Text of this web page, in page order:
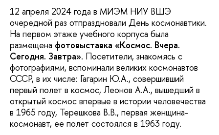
12 апреля 2024 года в МИЭМ НИУ ВШЭ
очередной раз отпраздновали День космонавтики.
На первом этаже учебного корпуса была
размещена фотовыставка «Космос. Вчера.
Сегодня. Завтра». Посетители, знакомясь с
фотографиями, вспоминали великих космонавтов
СССР, в их числе: Гагарин Ю.А., совершивший
первый полет в космос, Леонов А.А., вышедший в
открытый космос впервые в истории человечества
в 1965 году, Терешкова В.В., первая женщина-
космонавт, ее полет состоялся в 1963 году.